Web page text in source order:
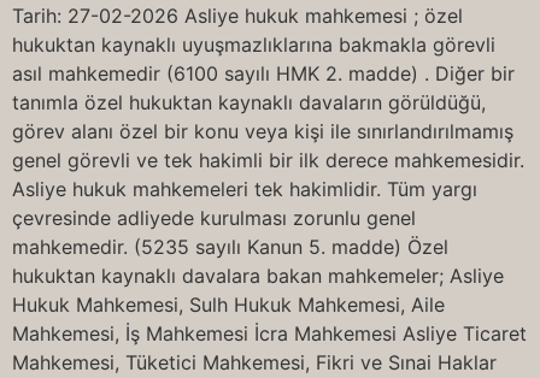
Tarih: 27-02-2026 Asliye hukuk mahkemesi ; özel
hukuktan kaynaklı uyuşmazlıklarına bakmakla görevli
asıl mahkemedir (6100 sayılı HMK 2. madde) . Diğer bir
tanımla özel hukuktan kaynaklı davaların görüldüğü,
görev alanı özel bir konu veya kişi ile sınırlandırılmamış
genel görevli ve tek hakimli bir ilk derece mahkemesidir.
Asliye hukuk mahkemeleri tek hakimlidir. Tüm yargı
çevresinde adliyede kurulması zorunlu genel
mahkemedir. (5235 sayılı Kanun 5. madde) Özel
hukuktan kaynaklı davalara bakan mahkemeler; Asliye
Hukuk Mahkemesi, Sulh Hukuk Mahkemesi, Aile
Mahkemesi, İş Mahkemesi İcra Mahkemesi Asliye Ticaret
Mahkemesi, Tüketici Mahkemesi, Fikri ve Sınai Haklar